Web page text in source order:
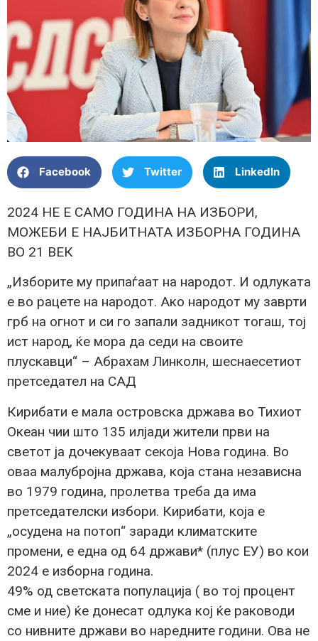
Facebook Twitter LinkedIn
2024 НЕ Е САМО ГОДИНА НА ИЗБОРИ,
МОЖЕБИ Е НАЈБИТНАТА ИЗБОРНА ГОДИНА
ВО 21 ВЕК
„Изборите му припаѓаат на народот. И одлуката
е во рацете на народот. Ако народот му заврти
грб на огнот и си го запали задникот тогаш, тој
ист народ, ќе мора да седи на своите
плускавци“ – Абрахам Линколн, шеснаесетиот
претседател на САД
Кирибати е мала островска држава во Тихиот
Океан чии што 135 илјади жители први на
светот ја дочекуваат секоја Нова година. Во
оваа малубројна држава, која стана независна
во 1979 година, пролетва треба да има
претседателски избори. Кирибати, која е
„осудена на потоп“ заради климатските
промени, е една од 64 држави* (плус ЕУ) во кои
2024 е изборна година.
49% од светската популација ( во тој процент
сме и ние) ќе донесат одлука кој ќе раководи
со нивните држави во наредните години. Ова не